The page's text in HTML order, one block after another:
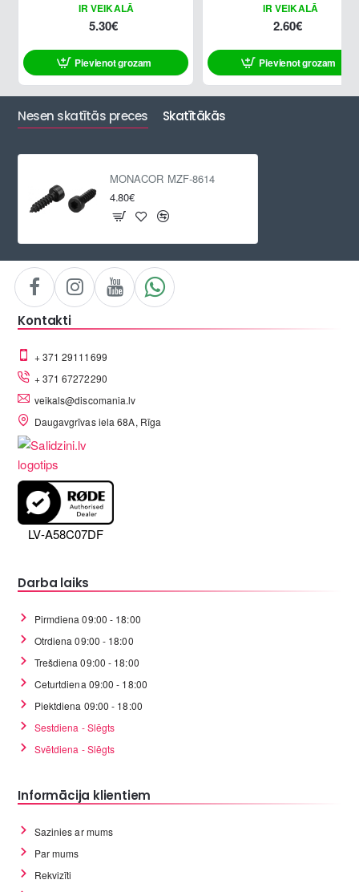
IR VEIKALĀ
5.30€
Pievienot grozam
IR VEIKALĀ
2.60€
Pievienot grozam
Nesen skatītās preces Skatītākās
MONACOR MZF-8614
4.80€
Kontakti
+ 371 29111699
+ 371 67272290
veikals@discomania.lv
Daugavgrīvas iela 68A, Rīga
LV-A58C07DF
Darba laiks
Pirmdiena 09:00 - 18:00
Otrdiena 09:00 - 18:00
Trešdiena 09:00 - 18:00
Ceturtdiena 09:00 - 18:00
Piektdiena 09:00 - 18:00
Sestdiena - Slēgts
Svētdiena - Slēgts
Informācija klientiem
Sazinies ar mums
Par mums
Rekvizīti